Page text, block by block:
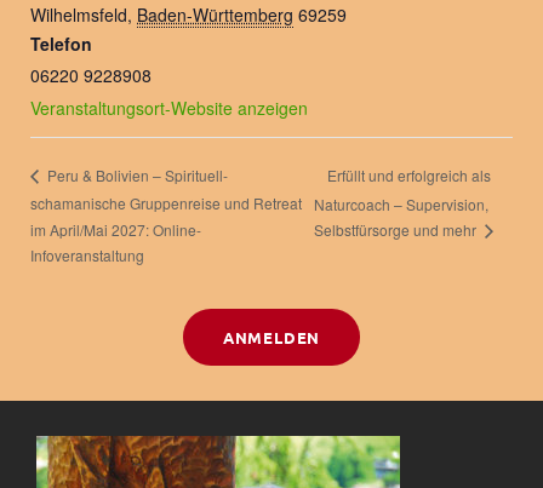
Wilhelmsfeld, Baden-Württemberg 69259
Telefon
06220 9228908
Veranstaltungsort-Website anzeigen
Peru & Bolivien – Spirituell-
schamanische Gruppenreise und Retreat
im April/Mai 2027: Online-
Infoveranstaltung
Erfüllt und erfolgreich als
Naturcoach – Supervision,
Selbstfürsorge und mehr
ANMELDEN